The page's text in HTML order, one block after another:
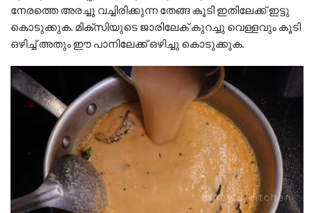
നേരത്തെ അരച്ചു വച്ചിരിക്കുന്ന തേങ്ങ കൂടി ഇതിലേക്ക് ഇട്ടു
കൊടുക്കുക. മിക്സിയുടെ ജാരിലേക് കുറച്ചു വെള്ളവും കൂടി
ഒഴിച്ച് അതും ഈ പാനിലേക്ക് ഒഴിച്ചു കൊടുക്കുക.